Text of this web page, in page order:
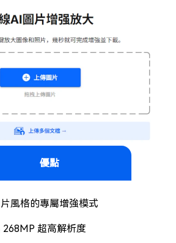
優點
風格的專屬增強模式
268MP 超高解析度